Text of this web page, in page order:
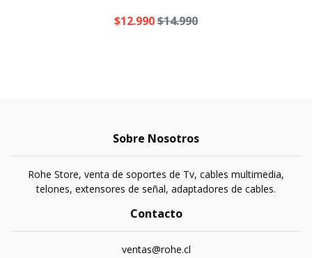
$12.990$14.990
Sobre Nosotros
Rohe Store, venta de soportes de Tv, cables multimedia,
telones, extensores de señal, adaptadores de cables.
Contacto
ventas@rohe.cl